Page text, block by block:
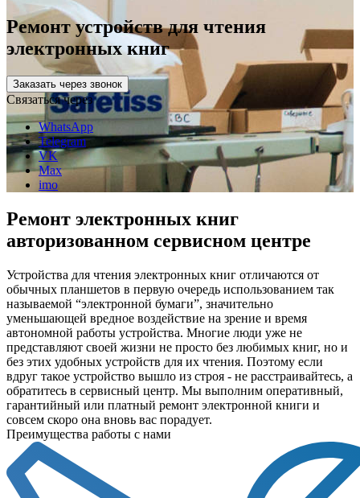
Ремонт устройств для чтения
электронных книг
Заказать через звонок
Связаться через
WhatsApp
Telegram
VK
Max
imo
Ремонт электронных книг
авторизованном сервисном центре
Устройства для чтения электронных книг отличаются от
обычных планшетов в первую очередь использованием так
называемой “электронной бумаги”, значительно
уменьшающей вредное воздействие на зрение и время
автономной работы устройства. Многие люди уже не
представляют своей жизни не просто без любимых книг, но и
без этих удобных устройств для их чтения. Поэтому если
вдруг такое устройство вышло из строя - не расстраивайтесь, а
обратитесь в сервисный центр. Мы выполним оперативный,
гарантийный или платный ремонт электронной книги и
совсем скоро она вновь вас порадует.
Преимущества работы с нами